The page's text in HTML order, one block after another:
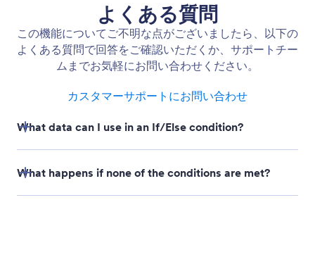
よくある質問
この機能についてご不明な点がございましたら、以下の
よくある質問で回答をご確認いただくか、サポートチー
ムまでお気軽にお問い合わせください。
カスタマーサポートにお問い合わせ
What data can I use in an If/Else condition?
What happens if none of the conditions are met?